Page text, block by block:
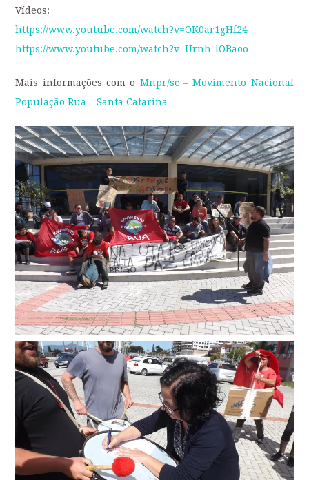
Vídeos:
https://www.youtube.com/watch?v=OK0ar1gHf24
https://www.youtube.com/watch?v=Urnh-lOBaoo
Mais informações com o Mnpr/sc – Movimento Nacional
População Rua – Santa Catarina